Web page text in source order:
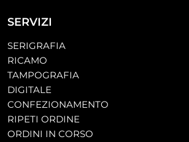
SERVIZI
SERIGRAFIA
RICAMO
TAMPOGRAFIA
DIGITALE
CONFEZIONAMENTO
RIPETI ORDINE
ORDINI IN CORSO